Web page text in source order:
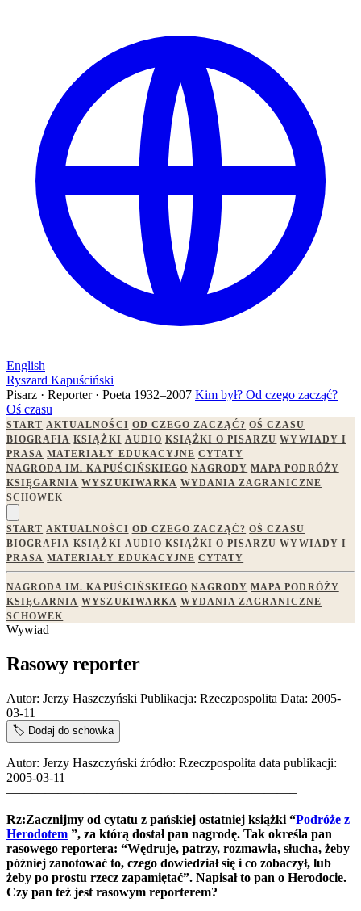
English
Ryszard Kapuściński
Pisarz · Reporter · Poeta 1932–2007 Kim był? Od czego zacząć?
Oś czasu
START AKTUALNOŚCI OD CZEGO ZACZĄĆ? OŚ CZASU
BIOGRAFIA KSIĄŻKI AUDIO KSIĄŻKI O PISARZU WYWIADY I
PRASA MATERIAŁY EDUKACYJNE CYTATY
NAGRODA IM. KAPUŚCIŃSKIEGO NAGRODY MAPA PODRÓŻY
KSIĘGARNIA WYSZUKIWARKA WYDANIA ZAGRANICZNE
SCHOWEK
START AKTUALNOŚCI OD CZEGO ZACZĄĆ? OŚ CZASU
BIOGRAFIA KSIĄŻKI AUDIO KSIĄŻKI O PISARZU WYWIADY I
PRASA MATERIAŁY EDUKACYJNE CYTATY
NAGRODA IM. KAPUŚCIŃSKIEGO NAGRODY MAPA PODRÓŻY
KSIĘGARNIA WYSZUKIWARKA WYDANIA ZAGRANICZNE
SCHOWEK
Wywiad
Rasowy reporter
Autor: Jerzy Haszczyński Publikacja: Rzeczpospolita Data: 2005-
03-11
🏷️ Dodaj do schowka
Autor: Jerzy Haszczyński źródło: Rzeczpospolita data publikacji:
2005-03-11
——————————————————————–
Rz:Zacznijmy od cytatu z pańskiej ostatniej książki “Podróże z
Herodotem ”, za którą dostał pan nagrodę. Tak określa pan
rasowego reportera: “Wędruje, patrzy, rozmawia, słucha, żeby
później zanotować to, czego dowiedział się i co zobaczył, lub
żeby po prostu rzecz zapamiętać”. Napisał to pan o Herodocie.
Czy pan też jest rasowym reporterem?